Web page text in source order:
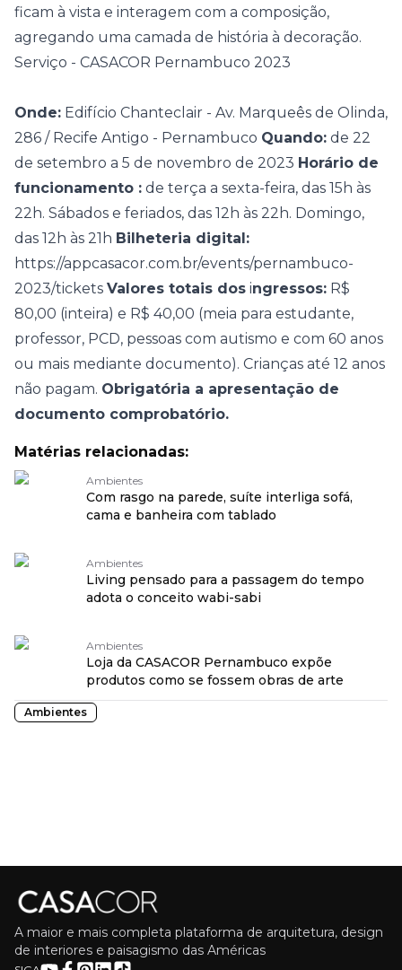
ficam à vista e interagem com a composição,
agregando uma camada de história à decoração.
Serviço - CASACOR Pernambuco 2023
Onde: Edifício Chanteclair - Av. Marqueês de Olinda,
286 / Recife Antigo - Pernambuco Quando: de 22
de setembro a 5 de novembro de 2023 Horário de
funcionamento : de terça a sexta-feira, das 15h às
22h. Sábados e feriados, das 12h às 22h. Domingo,
das 12h às 21h Bilheteria digital:
https://appcasacor.com.br/events/pernambuco-
2023/tickets Valores totais dos ingressos: R$
80,00 (inteira) e R$ 40,00 (meia para estudante,
professor, PCD, pessoas com autismo e com 60 anos
ou mais mediante documento). Crianças até 12 anos
não pagam. Obrigatória a apresentação de
documento comprobatório.
Matérias relacionadas:
Ambientes
Com rasgo na parede, suíte interliga sofá,
cama e banheira com tablado
Ambientes
Living pensado para a passagem do tempo
adota o conceito wabi-sabi
Ambientes
Loja da CASACOR Pernambuco expõe
produtos como se fossem obras de arte
Ambientes
A maior e mais completa plataforma de arquitetura, design
de interiores e paisagismo das Américas